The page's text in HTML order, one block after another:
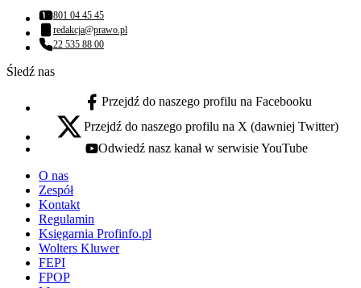
Numer telefonu:
801 04 45 45
Adres email:
redakcja@prawo.pl
Numer telefonu:
22 535 88 00
Śledź nas
facebook - otwiera się w nowej karcie
Przejdź do naszego profilu na Facebooku
x - otwiera się w nowej karcie
Przejdź do naszego profilu na X (dawniej Twitter)
youtube - otwiera się w nowej karcie
Odwiedź nasz kanał w serwisie YouTube
O nas
Zespół
Kontakt
Regulamin
Księgarnia Profinfo.pl
Wolters Kluwer
FEPI
FPOP